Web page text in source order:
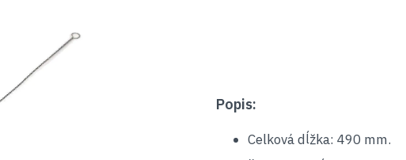
Popis:
Celková dĺžka: 490 mm.